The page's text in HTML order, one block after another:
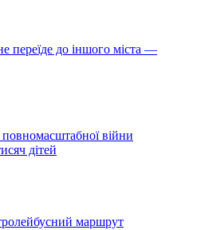
переїде до іншого міста —
війни
дітей
маршрут